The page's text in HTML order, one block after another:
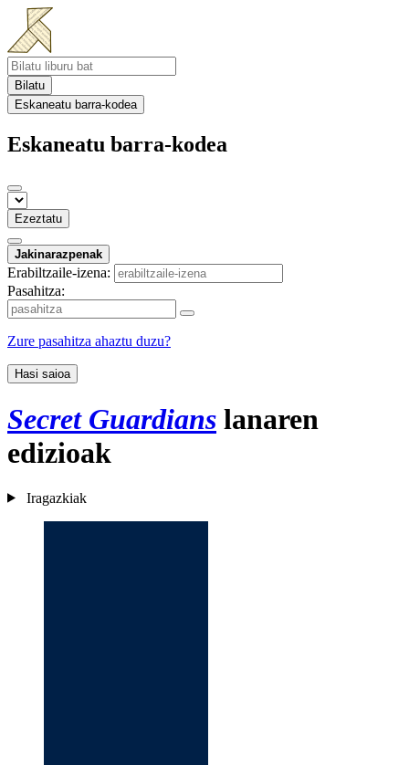
Bilatu
Eskaneatu barra-kodea
Eskaneatu barra-kodea
Ezeztatu
Jakinarazpenak
Erabiltzaile-izena:
Pasahitza:
Zure pasahitza ahaztu duzu?
Hasi saioa
Secret Guardians lanaren
edizioak
Iragazkiak